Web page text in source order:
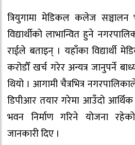
त्रियुगामा मेडिकल कलेज सञ्चालन
विद्यार्थीको लाभान्वित हुने
राईले बताइन् । यहाँका विद्यार्थी
करोडौँ खर्च गरेर अन्यत्र जानुपर्ने
थियो । आगामी चैत्रभित्र
डिपीआर तयार गरेमा आउँदो
भवन निर्माण गरिने योजना
जानकारी दिए ।